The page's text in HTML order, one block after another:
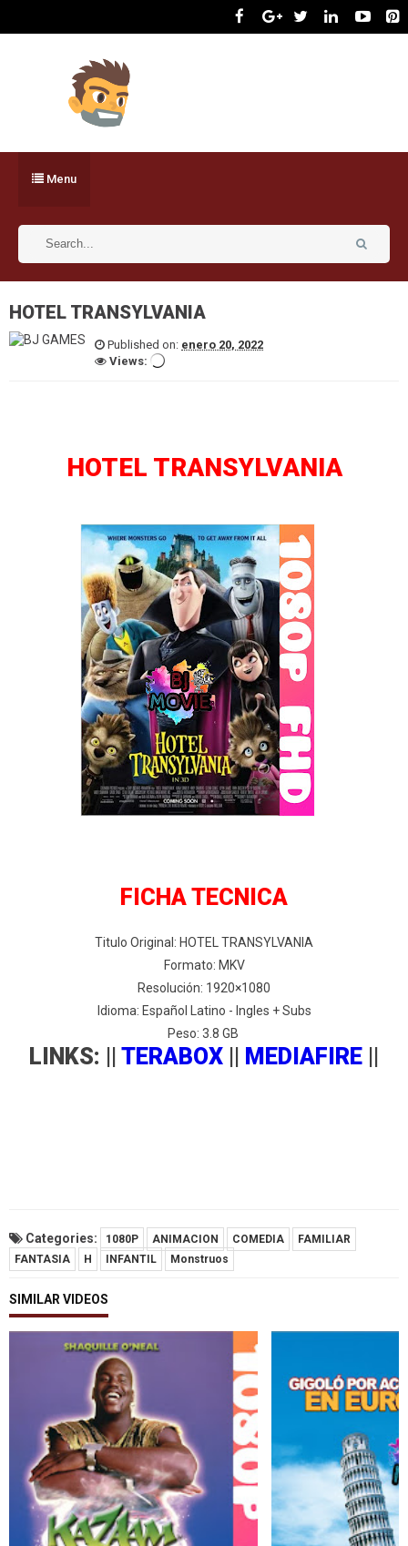
Menu
HOTEL TRANSYLVANIA
Published on: enero 20, 2022
Views:
HOTEL TRANSYLVANIA
FICHA TECNICA
Titulo Original: HOTEL TRANSYLVANIA
Formato: MKV
Resolución: 1920×1080
Idioma: Español Latino - Ingles + Subs
Peso: 3.8 GB
LINKS: || TERABOX MEDIAFIRE
Categories: 1080P ANIMACION COMEDIA
FAMILIAR
FANTASIA
H INFANTIL Monstruos
SIMILAR VIDEOS